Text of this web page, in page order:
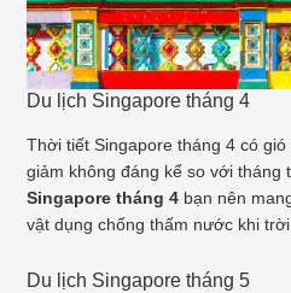
Du lịch Singapore tháng 4
Thời tiết Singapore tháng 4 có
giảm không đáng kể so với
Singapore tháng 4 bạn nên
vật dụng chống thấm nước khi
Du lịch Singapore tháng 5